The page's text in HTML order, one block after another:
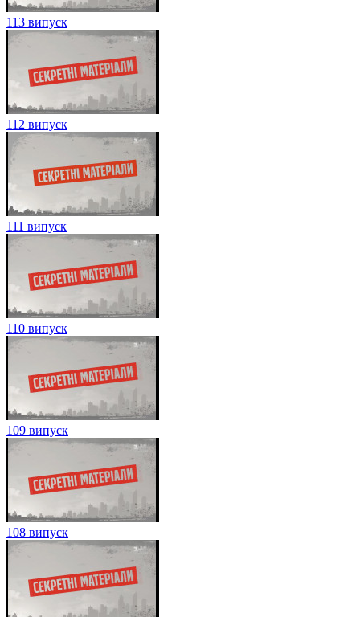
113 випуск
112 випуск
111 випуск
110 випуск
109 випуск
108 випуск